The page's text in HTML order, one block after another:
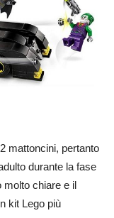
mattoncini, pertanto
durante la fase
molto chiare e il
kit Lego più